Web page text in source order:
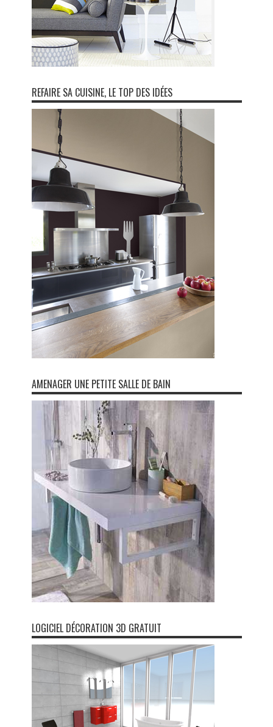
REFAIRE SA CUISINE, LE TOP DES IDÉES
AMENAGER UNE PETITE SALLE DE BAIN
LOGICIEL DÉCORATION 3D GRATUIT